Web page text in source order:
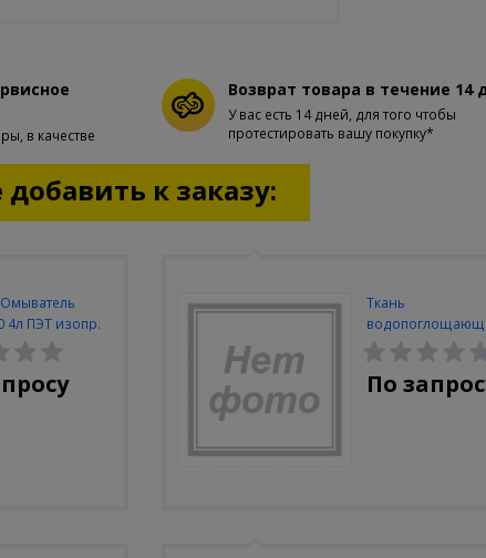
в качестве
Возврат товара в течение 14
У вас есть 14 дней, для того чтобы
протестировать вашу покупку*
добавить к заказу:
Омыватель
4л ПЭТ изопр.
Ткань
Plas Senu, в тубе,
розовая
По